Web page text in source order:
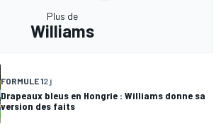
Plus de
Williams
FORMULE 12 j
Drapeaux bleus en Hongrie : Williams donne sa
version des faits